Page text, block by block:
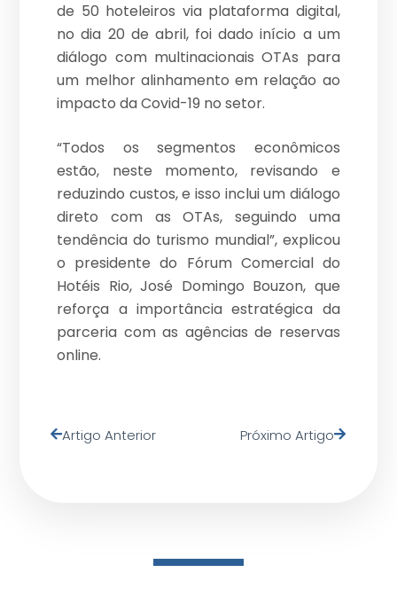
de 50 hoteleiros via plataforma digital,
no dia 20 de abril, foi dado início a um
diálogo com multinacionais OTAs para
um melhor alinhamento em relação ao
impacto da Covid-19 no setor.
“Todos os segmentos econômicos
estão, neste momento, revisando e
reduzindo custos, e isso inclui um diálogo
direto com as OTAs, seguindo uma
tendência do turismo mundial”, explicou
o presidente do Fórum Comercial do
Hotéis Rio, José Domingo Bouzon, que
reforça a importância estratégica da
parceria com as agências de reservas
online.
Artigo Anterior Próximo Artigo